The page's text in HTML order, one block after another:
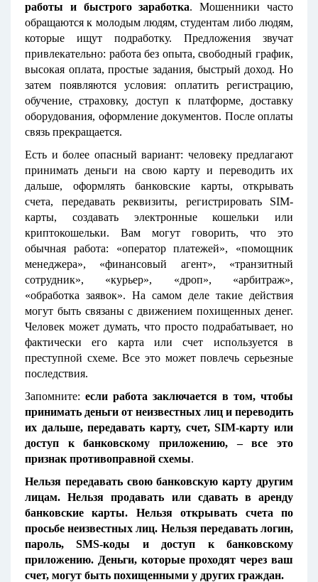
работы и быстрого заработка. Мошенники часто
обращаются к молодым людям, студентам либо людям,
которые ищут подработку. Предложения звучат
привлекательно: работа без опыта, свободный график,
высокая оплата, простые задания, быстрый доход. Но
затем появляются условия: оплатить регистрацию,
обучение, страховку, доступ к платформе, доставку
оборудования, оформление документов. После оплаты
связь прекращается.
Есть и более опасный вариант: человеку предлагают
принимать деньги на свою карту и переводить их
дальше, оформлять банковские карты, открывать
счета, передавать реквизиты, регистрировать SIM-
карты, создавать электронные кошельки или
криптокошельки. Вам могут говорить, что это
обычная работа: «оператор платежей», «помощник
менеджера», «финансовый агент», «транзитный
сотрудник», «курьер», «дроп», «арбитраж»,
«обработка заявок». На самом деле такие действия
могут быть связаны с движением похищенных денег.
Человек может думать, что просто подрабатывает, но
фактически его карта или счет используется в
преступной схеме. Все это может повлечь серьезные
последствия.
Запомните: если работа заключается в том, чтобы
принимать деньги от неизвестных лиц и переводить
их дальше, передавать карту, счет, SIM-карту или
доступ к банковскому приложению, – все это
признак противоправной схемы.
Нельзя передавать свою банковскую карту другим
лицам. Нельзя продавать или сдавать в аренду
банковские карты. Нельзя открывать счета по
просьбе неизвестных лиц. Нельзя передавать логин,
пароль, SMS-коды и доступ к банковскому
приложению. Деньги, которые проходят через ваш
счет, могут быть похищенными у других граждан.